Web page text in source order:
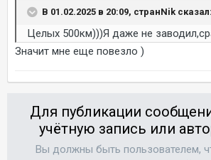
В 01.02.2025 в 20:09, странNik сказал:
Целых 500км)))Я даже не
Значит мне еще повезло )
Для публикации
учётную запись или
Вы должны быть пользователем,